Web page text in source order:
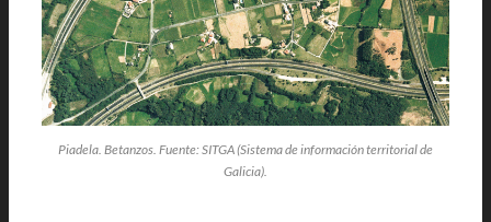
Piadela. Betanzos. Fuente: SITGA (Sistema de información territorial de
Galicia).